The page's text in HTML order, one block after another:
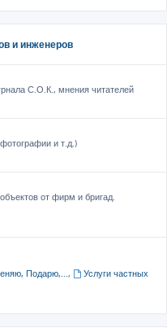
и инженеров
С.О.К., мнения читателей
и т.д.)
от фирм и бригад.
Подарю,...,
Услуги частных